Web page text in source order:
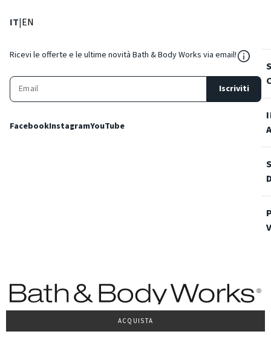
ACQUISTA
IT: Lingua corrente
|EN
Ricevi le offerte e le ultime novità Bath & Body Works via email!
Iscriviti
FacebookInstagramYouTube